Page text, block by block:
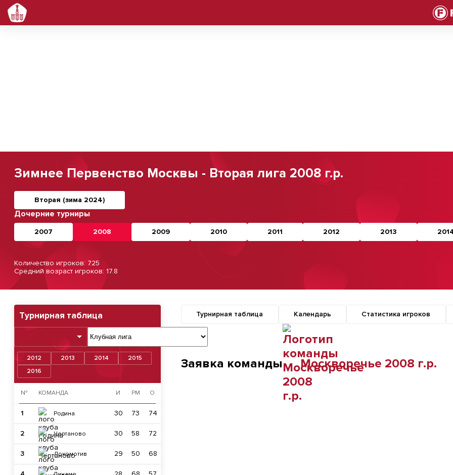
Зимнее Первенство Москвы - Вторая лига 2008 г.р.
Вторая (зима 2024)
Дочерние турниры
2007 2008 2009 2010 2011 2012 2013
Количество игроков: 725
Средний возраст игроков: 17.8
Турнирная таблица
2012 2013 2014
2015
2016
№ КОМАНДА И РМ О
1 Родина 30 73 74
2 Чертаново 30 58 72
3 Локомотив 29 50 68
Турнирная таблица Календарь Статистика игроков
Заявка команды Москворечье 2008 г.р.